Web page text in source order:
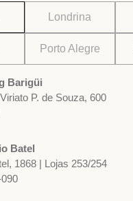
Londrina
Porto Alegre
Barigüi
P. de Souza, 600
Batel
1868 | Lojas 253/254